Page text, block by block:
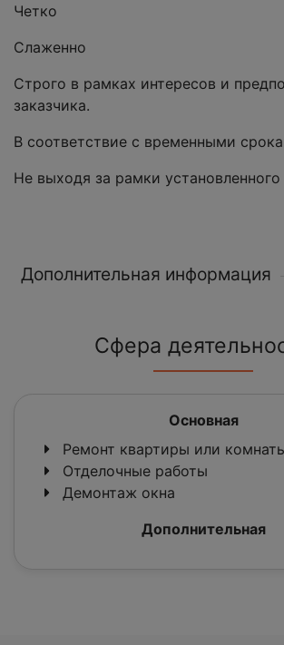
Четко
Слаженно
Строго в рамках интересов и
заказчика.
В соответствие с временными
Не выходя за рамки
Дополнительная информация
Сфера
Основная
Ремонт квартиры или
Отделочные работы
Демонтаж окна
Дополнительная